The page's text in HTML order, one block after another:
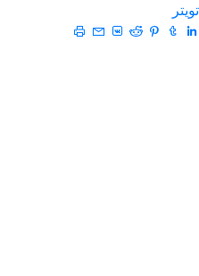
تويتر